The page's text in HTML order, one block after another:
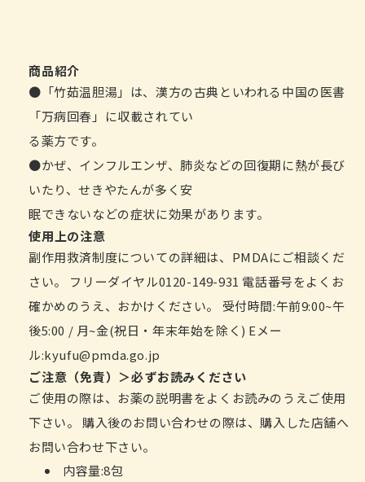
商品紹介
●「竹茹温胆湯」は、漢方の古典といわれる中国の医書
「万病回春」に収載されてい
る薬方です。
●かぜ、インフルエンザ、肺炎などの回復期に熱が長び
いたり、せきやたんが多く安
眠できないなどの症状に効果があります。
使用上の注意
副作用救済制度についての詳細は、PMDAにご相談くだ
さい。 フリーダイヤル0120-149-931 電話番号をよくお
確かめのうえ、おかけください。 受付時間:午前9:00~午
後5:00 / 月~金(祝日・年末年始を除く) Eメー
ル:kyufu@pmda.go.jp
ご注意（免責）＞必ずお読みください
ご使用の際は、お薬の説明書をよくお読みのうえご使用
下さい。 購入後のお問い合わせの際は、購入した店舗へ
お問い合わせ下さい。
内容量:8包